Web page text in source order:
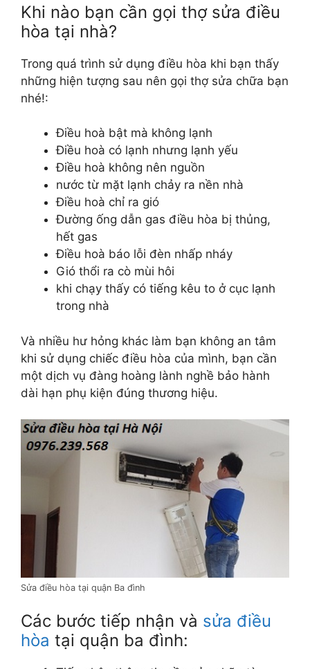
Khi nào bạn cần gọi thợ sửa điều
hòa tại nhà?
Trong quá trình sử dụng điều hòa khi bạn thấy
những hiện tượng sau nên gọi thợ sửa chữa bạn
nhé!:
Điều hoà bật mà không lạnh
Điều hoà có lạnh nhưng lạnh yếu
Điều hoà không nên nguồn
nước từ mặt lạnh chảy ra nền nhà
Điều hoà chỉ ra gió
Đường ống dẫn gas điều hòa bị thủng,
hết gas
Điều hoà báo lỗi đèn nhấp nháy
Gió thổi ra cò mùi hôi
khi chạy thấy có tiếng kêu to ở cục lạnh
trong nhà
Và nhiều hư hỏng khác làm bạn không an tâm
khi sử dụng chiếc điều hòa của mình, bạn cần
một dịch vụ đàng hoàng lành nghề bảo hành
dài hạn phụ kiện đúng thương hiệu.
Sửa điều hòa tại quận Ba đình
Các bước tiếp nhận và sửa điều
hòa tại quận ba đình: